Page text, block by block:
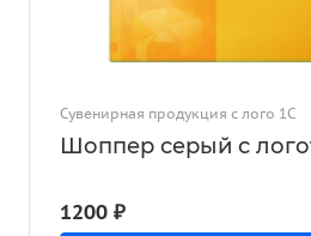
Сувенирная продукция с лого 1С
Шоппер серый с
1200 ₽